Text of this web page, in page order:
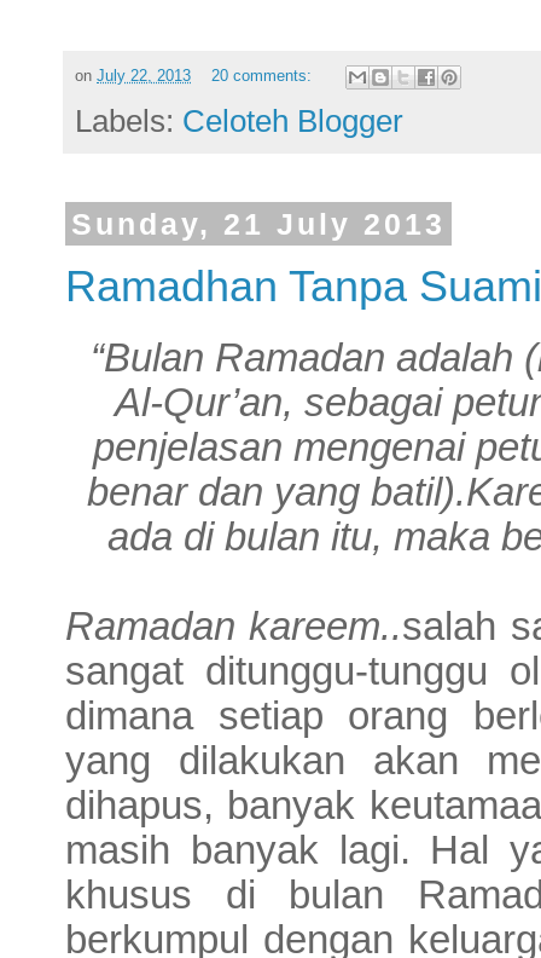
on July 22, 2013 20 comments:
Labels: Celoteh Blogger
Sunday, 21 July 2013
Ramadhan Tanpa Suami
“Bulan Ramadan adalah
Al-Qur’an, sebagai
penjelasan mengenai
benar dan yang
ada di bulan itu, maka
Ramadan kareem..salah
sangat ditunggu-tunggu
dimana setiap orang
yang dilakukan akan
dihapus, banyak
masih banyak lagi. Hal
khusus di bulan
berkumpul dengan